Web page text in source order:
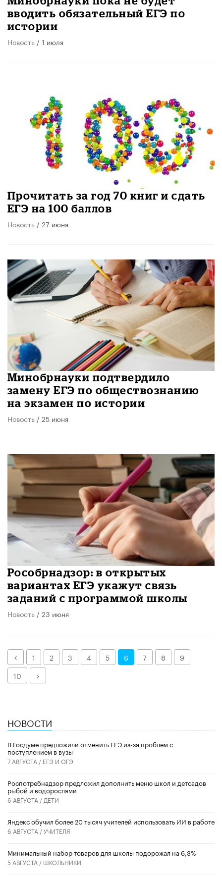
вводить обязательный ЕГЭ по
истории
Новость / 1 июля
​Прочитать за год 70 книг и сдать
ЕГЭ на 100 баллов
Новость / 27 июня
Минобрнауки подтвердило
замену ЕГЭ по обществознанию
на экзамен по истории
Новость / 25 июня
Рособрнадзор: в открытых
вариантах ЕГЭ укажут связь
заданий с программой школы
Новость / 23 июня
Назад1 2 3 4 5 6 7 8
9
10
Далее
НОВОСТИ
В Госдуме предложили отменить ЕГЭ из-за проблем с
поступлением в вузы
7 АВГУСТА / ЕГЭ И ОГЭ
Роспотребнадзор предложил дополнить меню школ и детсадов
рыбой и водорослями
6 АВГУСТА / ДЕТИ
​Яндекс обучил более 20 тысяч учителей использовать ИИ в работе
6 АВГУСТА /УЧИТЕЛЯ
Минимальный набор товаров для школы подорожал на 6,3%
5 АВГУСТА / ШКОЛЬНИКИ